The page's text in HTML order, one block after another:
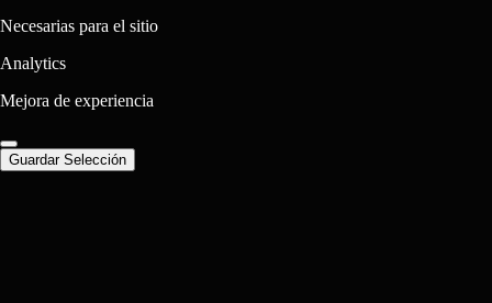
Necesarias para el sitio
Analytics
Mejora de experiencia
Guardar Selección